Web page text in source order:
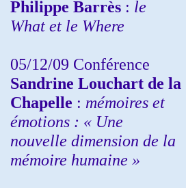
Philippe Barrès : le
What et le Where
05/12/09 Conférence
Sandrine Louchart de la
Chapelle : mémoires et
émotions : « Une
nouvelle dimension de la
mémoire humaine »